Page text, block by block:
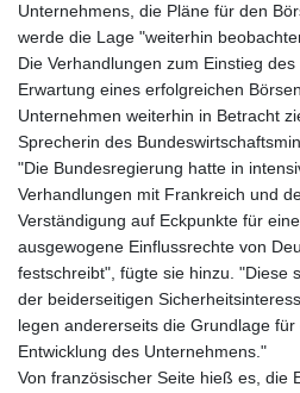
Unternehmens, die Pläne für den
werde die Lage "weiterhin
Die Verhandlungen zum Einstieg
Erwartung eines erfolgreichen
Unternehmen weiterhin in Betracht
Sprecherin des
"Die Bundesregierung hatte in
Verhandlungen mit Frankreich und
Verständigung auf Eckpunkte für
ausgewogene Einflussrechte von
festschreibt", fügte sie hinzu. "Diese
der beiderseitigen
legen andererseits die Grundlage
Entwicklung des Unternehmens."
Von französischer Seite hieß es, die